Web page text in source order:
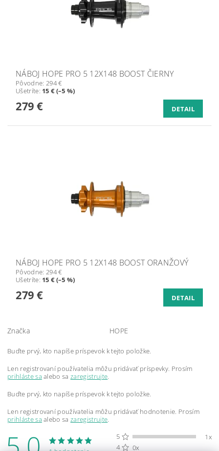
NÁBOJ HOPE PRO 5 12X148 BOOST ČIERNY
Pôvodne: 294 €
Ušetríte: 15 € (–5 %)
279 € DETAIL
NÁBOJ HOPE PRO 5 12X148 BOOST ORANŽOVÝ
Pôvodne: 294 €
Ušetríte: 15 € (–5 %)
279 € DETAIL
Značka HOPE
Buďte prvý, kto napíše príspevok k tejto položke.
Len registrovaní používatelia môžu pridávať príspevky. Prosím
prihláste sa alebo sazaregistrujte.
Buďte prvý, kto napíše príspevok k tejto položke.
Len registrovaní používatelia môžu pridávať hodnotenie. Prosím
prihláste sa alebo sazaregistrujte.
5
1x
4
0x